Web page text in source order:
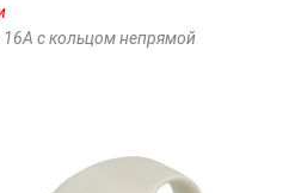
16A с кольцом непрямой